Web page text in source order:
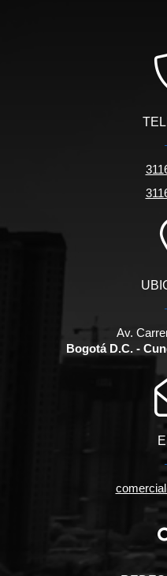
Av.
Bogotá D.C. -